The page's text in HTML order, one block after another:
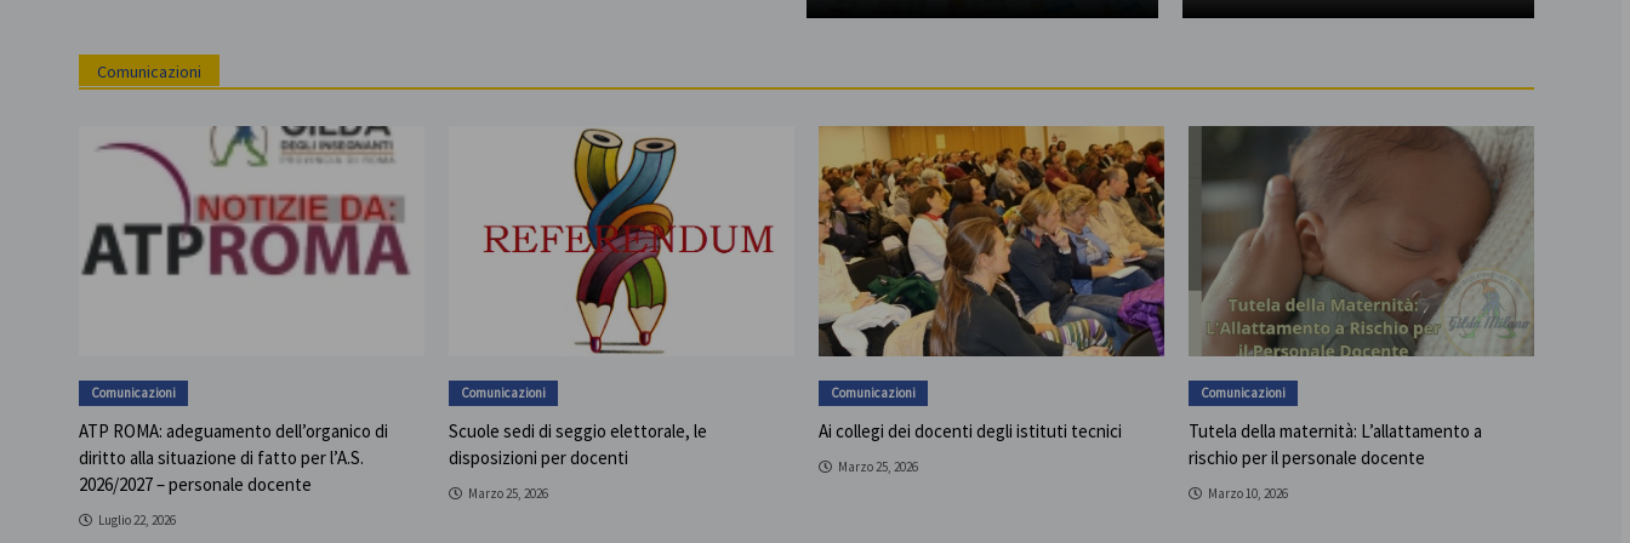
Comunicazioni
Comunicazioni
ATP ROMA: adeguamento dell’organico di
diritto alla situazione di fatto per l’A.S.
2026/2027 – personale docente
Luglio 22, 2026
Comunicazioni
Scuole sedi di seggio elettorale, le
disposizioni per docenti
Marzo 25, 2026
Comunicazioni
Ai collegi dei docenti degli istituti tecnici
Marzo 25, 2026
Comunicazioni
Tutela della maternità: L’allattamento a
rischio per il personale docente
Marzo 10, 2026